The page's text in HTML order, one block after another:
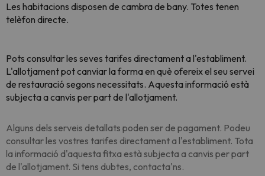
Les habitacions disposen de cambra de bany. Totes tenen
telèfon directe.
Pots consultar les seves tarifes directament a l'establiment.
L'allotjament pot canviar la forma en què ofereix el seu servei
de restauració segons necessitats. Aquesta informació està
subjecta a canvis per part de l'allotjament.
Alguns dels serveis detallats poden ser de pagament. Podeu
consultar les vostres tarifes directament a l'establiment. Tota
la informació d'aquesta fitxa està subjecta a canvis per part
de l'allotjament. Si tens dubtes, contacta'ns.